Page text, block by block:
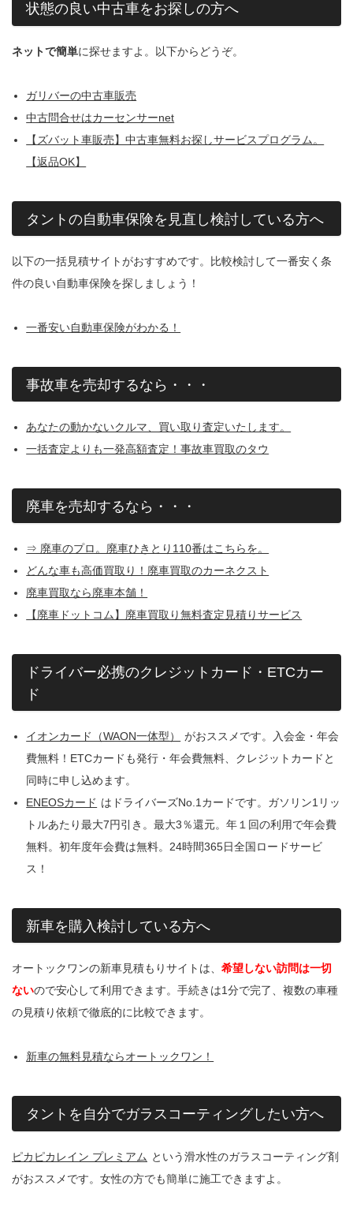
状態の良い中古車をお探しの方へ
ネットで簡単に探せますよ。以下からどうぞ。
ガリバーの中古車販売
中古問合せはカーセンサーnet
【ズバット車販売】中古車無料お探しサービスプログラム。
【返品OK】
タントの自動車保険を見直し検討している方へ
以下の一括見積サイトがおすすめです。比較検討して一番安く条
件の良い自動車保険を探しましょう！
一番安い自動車保険がわかる！
事故車を売却するなら・・・
あなたの動かないクルマ、買い取り査定いたします。
一括査定よりも一発高額査定！事故車買取のタウ
廃車を売却するなら・・・
⇒ 廃車のプロ。廃車ひきとり110番はこちらを。
どんな車も高価買取り！廃車買取のカーネクスト
廃車買取なら廃車本舗！
【廃車ドットコム】廃車買取り無料査定見積りサービス
ドライバー必携のクレジットカード・ETCカー
ド
イオンカード（WAON一体型）
がおススメです。入会金・年会
費無料！ETCカードも発行・年会費無料、クレジットカードと
同時に申し込めます。
ENEOSカード はドライバーズNo.1カードです。ガソリン1リッ
トルあたり最大7円引き。最大3％還元。年１回の利用で年会費
無料。初年度年会費は無料。24時間365日全国ロードサービ
ス！
新車を購入検討している方へ
オートックワンの新車見積もりサイトは、 希望しない訪問は一切
ないので安心して利用できます。手続きは1分で完了、複数の車種
の見積り依頼で徹底的に比較できます。
新車の無料見積ならオートックワン！
タントを自分でガラスコーティングしたい方へ
ピカピカレイン プレミアム という滑水性のガラスコーティング剤
がおススメです。女性の方でも簡単に施工できますよ。